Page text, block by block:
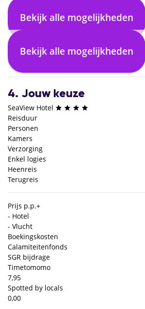
2. Selecteer vlucht
Bekijk alle mogelijkheden
3. Selecteer verblijf
Bekijk alle mogelijkheden
4. Jouw keuze
SeaView Hotel
Reisduur
Personen
Kamers
Verzorging
Enkel logies
Heenreis
Terugreis
Prijs p.p.+
- Hotel
- Vlucht
Boekingskosten
Calamiteitenfonds
SGR bijdrage
Timetomomo
7,95
Spotted by locals
0,00